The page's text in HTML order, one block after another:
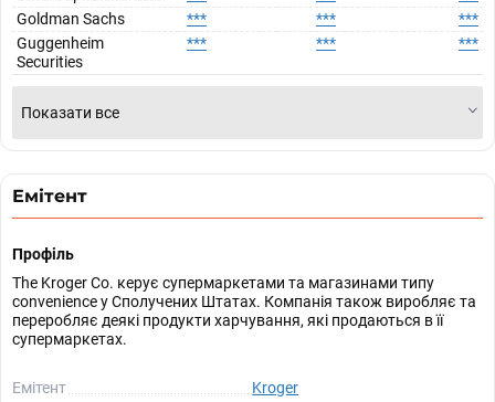
Goldman Sachs
*** ***
***
Guggenheim
Securities
*** *** ***
Показати все
Емітент
Профіль
The Kroger Co. керує супермаркетами та магазинами типу
convenience у Сполучених Штатах. Компанія також виробляє та
переробляє деякі продукти харчування, які продаються в її
супермаркетах.
Емітент
Kroger